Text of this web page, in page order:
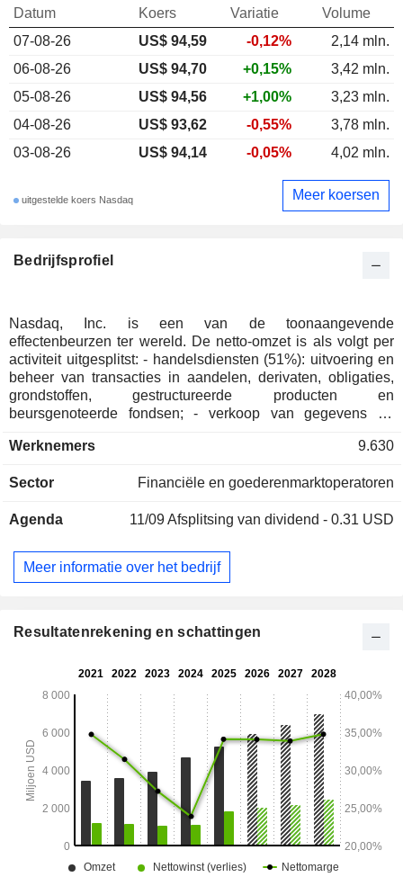
Bedrijfsprofiel
Nasdaq, Inc. is een van de toonaangevende
effectenbeurzen ter wereld. De netto-omzet is als volgt per
activiteit uitgesplitst: - handelsdiensten (51%): uitvoering en
beheer van transacties in aandelen, derivaten, obligaties,
grondstoffen, gestructureerde producten en
beursgenoteerde fondsen; - verkoop van gegevens en
Daarnaast biedt de groep oplossingen aan op het gebied
effecten, informatiebewaking en -levering; - overige (0,7%).
Werknemers 9.630
Sector Financiële en goederenmarktoperatoren
Agenda 11/09Afsplitsing van dividend - 0.31 USD
Meer informatie over het bedrijf
Datum Koers Variatie
Volume
07-08-26
US$ 94,59 -0,12%
2,14 mln.
06-08-26
US$ 94,70 +0,15%
3,42 mln.
05-08-26
US$ 94,56 +1,00%
3,23 mln.
04-08-26
US$ 93,62 -0,55%
3,78 mln.
03-08-26
US$ 94,14 -0,05% 4,02 mln.
uitgestelde koers Nasdaq Meer koersen
Resultatenrekening en schattingen